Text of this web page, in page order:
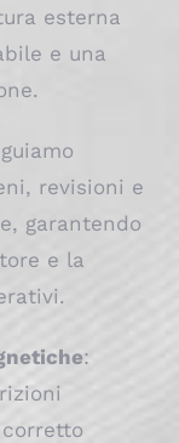
esterna
e una
revisioni e
garantendo
e la
: